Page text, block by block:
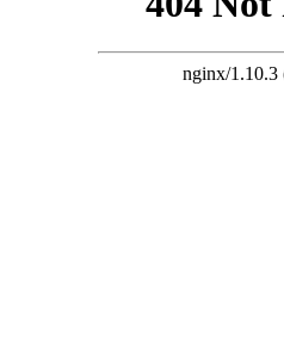
根據中國疾病預防控制中心的數